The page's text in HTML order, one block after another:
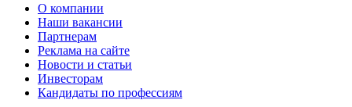
О компании
Наши вакансии
Партнерам
Реклама на сайте
Новости и статьи
Инвесторам
Кандидаты по профессиям